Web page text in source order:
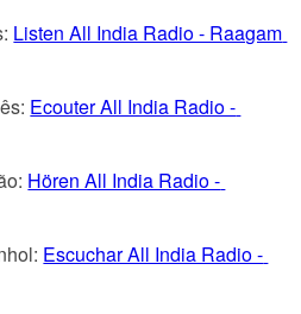
Listen All India Radio - Raagam
Ecouter All India Radio -
Hören All India Radio -
Escuchar All India Radio -